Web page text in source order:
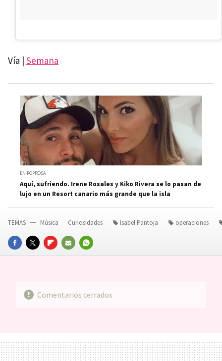
Vía | Semana
EN POPROSA
Aquí, sufriendo. Irene Rosales y Kiko Rivera se lo pasan de
lujo en un Resort canario más grande que la isla
FACEBOOKTWITTERFLIPBOARD
E-
WHATSAPP
TEMAS Música Curiosidades Isabel Pantoja operaciones
Comentarios cerrados